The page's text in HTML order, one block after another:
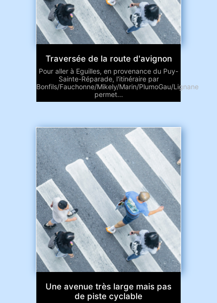
Traversée de la route d'avignon
Pour aller à Eguilles, en provenance du Puy-
Sainte-Réparade, l'itinéraire par
Bonfils/Fauchonne/Mikely/Marin/PlumoGau/Lignane
permet...
Une avenue très large mais pas
de piste cyclable